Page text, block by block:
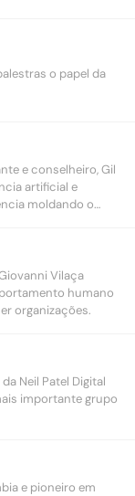
o papel da
e conselheiro, Gil
artificial e
moldando o
Vilaça
humano
organizações.
Neil Patel Digital
importante grupo
e pioneiro em